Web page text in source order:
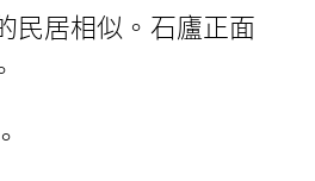
民居相似。石廬正面